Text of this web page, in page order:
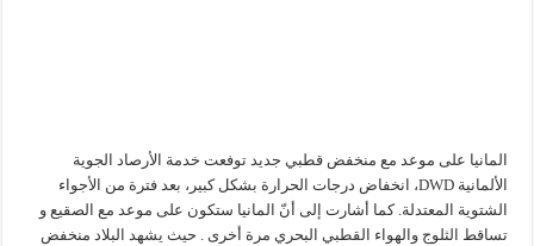
المانيا على موعد مع منخفض قطبي جديد توفعت خدمة الأرصاد الجوية
الألمانية DWD، انخفاض درجات الحرارة بشكل كبير، بعد فترة من الأجواء
الشتوية المعتدلة. كما أشارت إلى أنّ المانيا ستكون على موعد مع الصقيع و
تساقط الثلوج والهواء القطبي البحري مرة أخرى . حيث يشهد البلاد منخفض